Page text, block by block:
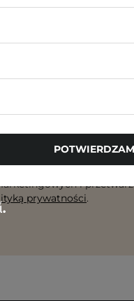
beauty nowości -
i
prywatności.